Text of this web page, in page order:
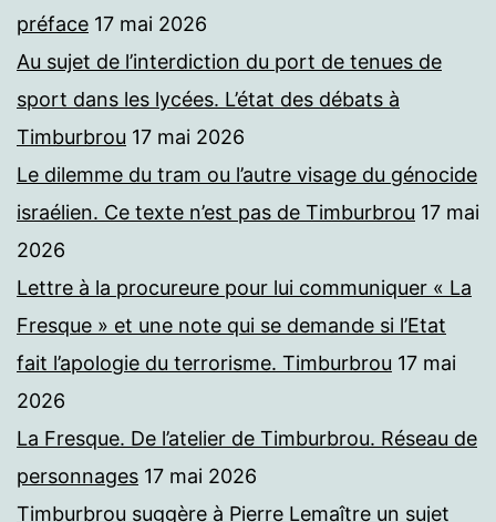
préface 17 mai 2026
Au sujet de l’interdiction du port de tenues de
sport dans les lycées. L’état des débats à
Timburbrou 17 mai 2026
Le dilemme du tram ou l’autre visage du génocide
israélien. Ce texte n’est pas de Timburbrou 17 mai
2026
Lettre à la procureure pour lui communiquer « La
Fresque » et une note qui se demande si l’Etat
fait l’apologie du terrorisme. Timburbrou 17 mai
2026
La Fresque. De l’atelier de Timburbrou. Réseau de
personnages 17 mai 2026
Timburbrou suggère à Pierre Lemaître un sujet